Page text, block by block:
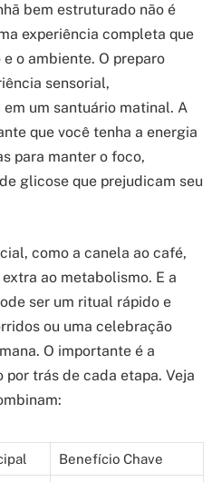
bem estruturado não é
experiência completa que
o ambiente. O preparo
sensorial,
um santuário matinal. A
que você tenha a energia
para manter o foco,
glicose que prejudicam seu
como a canela ao café,
ao metabolismo. E a
ser um ritual rápido e
ou uma celebração
O importante é a
trás de cada etapa. Veja
Benefício Chave